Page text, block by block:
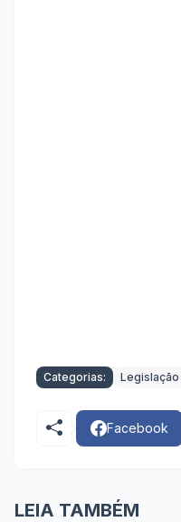
Categorias: Legislação
Facebook
LEIA TAMBÉM